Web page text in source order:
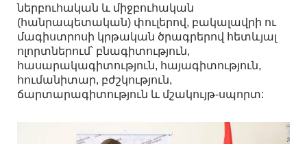
ներբուհական և միջբուհական
(հանրապետական) փուլերով, բակալավրի ու
մագիստրոսի կրթական ծրագրերով հետևյալ
ոլորտներում՝ բնագիտություն,
հասարակագիտություն, հայագիտություն,
հումանիտար, բժշկություն,
ճարտարագիտություն և մշակույթ-սպորտ: